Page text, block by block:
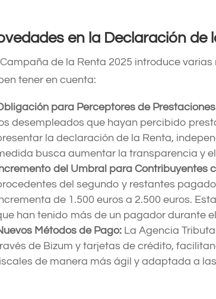
en la Declaración de
de la Renta 2025 introduce
tener en cuenta:
para Perceptores de
desempleados que hayan percibido
la declaración de la Renta,
busca aumentar la transparencia y
del Umbral para Contribuyentes
del segundo y restantes
de 1.500 euros a 2.500 euros.
han tenido más de un pagador durante
Métodos de Pago: La Agencia
de Bizum y tarjetas de crédito,
de manera más ágil y adaptada a